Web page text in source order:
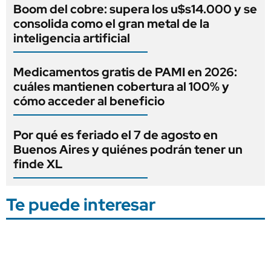
Boom del cobre: supera los u$s14.000 y se
consolida como el gran metal de la
inteligencia artificial
Medicamentos gratis de PAMI en 2026:
cuáles mantienen cobertura al 100% y
cómo acceder al beneficio
Por qué es feriado el 7 de agosto en
Buenos Aires y quiénes podrán tener un
finde XL
Te puede interesar